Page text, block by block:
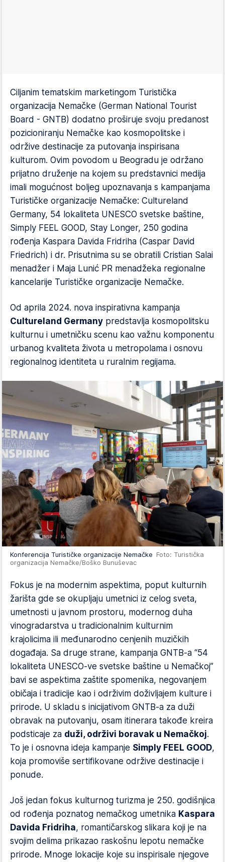
Ciljanim tematskim marketingom Turistička
organizacija Nemačke (German National Tourist
Board - GNTB) dodatno proširuje svoju predanost
pozicioniranju Nemačke kao kosmopolitske i
održive destinacije za putovanja inspirisana
kulturom. Ovim povodom u Beogradu je održano
prijatno druženje na kojem su predstavnici medija
imali mogućnost boljeg upoznavanja s kampanjama
Turističke organizacije Nemačke: Cultureland
Germany, 54 lokaliteta UNESCO svetske baštine,
Simply FEEL GOOD, Stay Longer, 250 godina
rođenja Kaspara Davida Fridriha (Caspar David
Friedrich) i dr. Prisutnima su se obratili Cristian Salai
menadžer i Maja Lunić PR menadžeka regionalne
kancelarije Turističke organizacije Nemačke.
Od aprila 2024. nova inspirativna kampanja
Cultureland Germany predstavlja kosmopolitsku
kulturnu i umetničku scenu kao važnu komponentu
urbanog kvaliteta života u metropolama i osnovu
regionalnog identiteta u ruralnim regijama.
Konferencija Turističke organizacije Nemačke Foto: Turistička
organizacija Nemačke/Boško Bunuševac
Fokus je na modernim aspektima, poput kulturnih
žarišta gde se okupljaju umetnici iz celog sveta,
umetnosti u javnom prostoru, modernog duha
vinogradarstva u tradicionalnim kulturnim
krajolicima ili međunarodno cenjenih muzičkih
događaja. Sa druge strane, kampanja GNTB-a “54
lokaliteta UNESCO-ve svetske baštine u Nemačkoj”
bavi se aspektima zaštite spomenika, negovanjem
običaja i tradicije kao i održivim doživljajem kulture i
prirode. U skladu s inicijativom GNTB-a za duži
obravak na putovanju, osam itinerara takođe kreira
podsticaje za duži, održivi boravak u Nemačkoj.
To je i osnovna ideja kampanje Simply FEEL GOOD,
koja promoviše sertifikovane održive destinacije i
ponude.
Još jedan fokus kulturnog turizma je 250. godišnjica
od rođenja poznatog nemačkog umetnika Kaspara
Davida Fridriha, romantičarskog slikara koji je na
svojim delima prikazao raskošnu lepotu nemačke
prirode. Mnoge lokacije koje su inspirisale njegove